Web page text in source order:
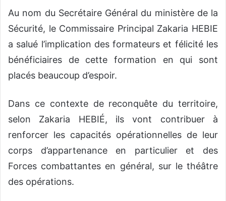
Au nom du Secrétaire Général du ministère de la
Sécurité, le Commissaire Principal Zakaria HEBIE
a salué l’implication des formateurs et félicité les
bénéficiaires de cette formation en qui sont
placés beaucoup d’espoir.
Dans ce contexte de reconquête du territoire,
selon Zakaria HEBIÉ, ils vont contribuer à
renforcer les capacités opérationnelles de leur
corps d’appartenance en particulier et des
Forces combattantes en général, sur le théâtre
des opérations.